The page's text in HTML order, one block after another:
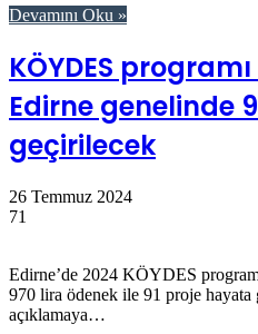
Devamını Oku »
KÖYDES
Edirne genelinde
geçirilecek
26 Temmuz 2024
71
Edirne’de 2024 KÖYDES
970 lira ödenek ile 91 proje
açıklamaya…